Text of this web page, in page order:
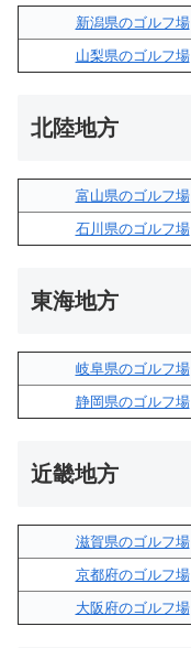
新潟県のゴルフ場
山梨県のゴルフ場
北陸地方
富山県のゴルフ場
石川県のゴルフ場
東海地方
岐阜県のゴルフ場
静岡県のゴルフ場
近畿地方
滋賀県のゴルフ場
京都府のゴルフ場
大阪府のゴルフ場